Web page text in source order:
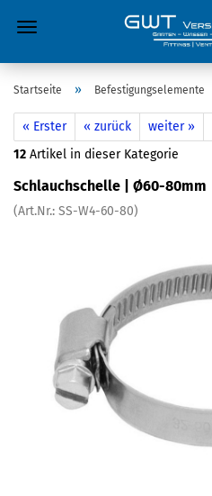
Startseite » Befestigungselemente
« Erster « zurück weiter »
12 Artikel in dieser Kategorie
Schlauchschelle | Ø60-80mm
(Art.Nr.: SS-W4-60-80)